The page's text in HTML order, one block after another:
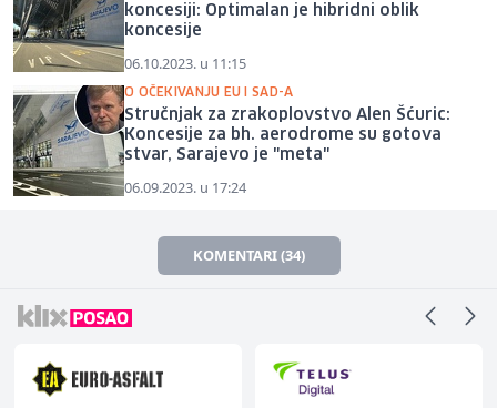
koncesiji: Optimalan je hibridni oblik
koncesije
06.10.2023. u 11:15
O OČEKIVANJU EU I SAD-A
Stručnjak za zrakoplovstvo Alen Šćuric:
Koncesije za bh. aerodrome su gotova
stvar, Sarajevo je "meta"
06.09.2023. u 17:24
KOMENTARI (34)